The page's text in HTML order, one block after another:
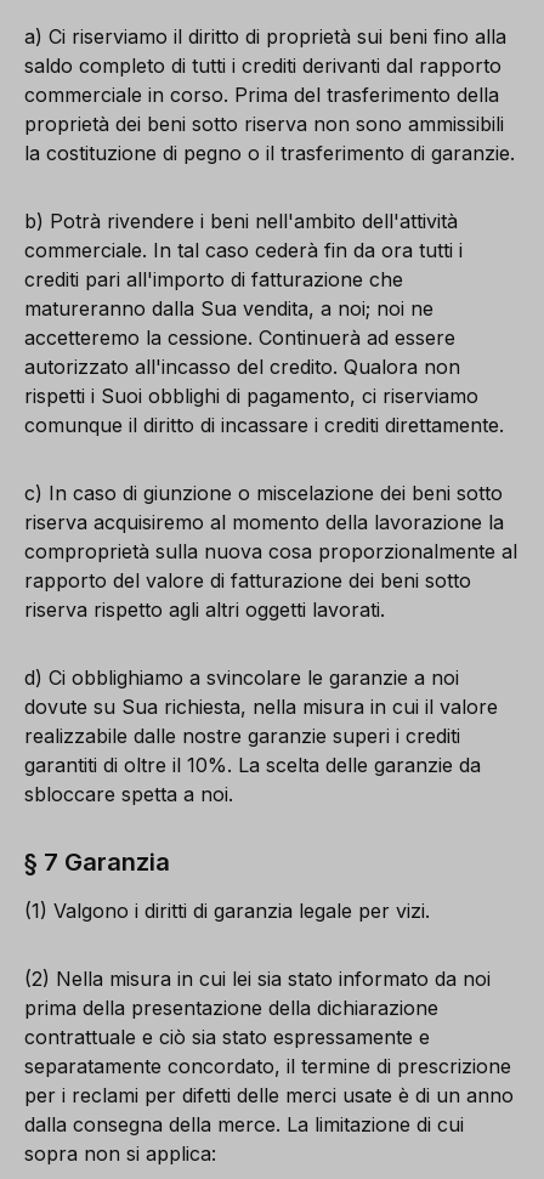
a) Ci riserviamo il diritto di proprietà sui beni fino alla
saldo completo di tutti i crediti derivanti dal rapporto
commerciale in corso. Prima del trasferimento della
proprietà dei beni sotto riserva non sono ammissibili
la costituzione di pegno o il trasferimento di garanzie.
b) Potrà rivendere i beni nell'ambito dell'attività
commerciale. In tal caso cederà fin da ora tutti i
crediti pari all'importo di fatturazione che
matureranno dalla Sua vendita, a noi; noi ne
accetteremo la cessione. Continuerà ad essere
autorizzato all'incasso del credito. Qualora non
rispetti i Suoi obblighi di pagamento, ci riserviamo
comunque il diritto di incassare i crediti direttamente.
c) In caso di giunzione o miscelazione dei beni sotto
riserva acquisiremo al momento della lavorazione la
comproprietà sulla nuova cosa proporzionalmente al
rapporto del valore di fatturazione dei beni sotto
riserva rispetto agli altri oggetti lavorati.
d) Ci obblighiamo a svincolare le garanzie a noi
dovute su Sua richiesta, nella misura in cui il valore
realizzabile dalle nostre garanzie superi i crediti
garantiti di oltre il 10%. La scelta delle garanzie da
sbloccare spetta a noi.
§ 7 Garanzia
(1) Valgono i diritti di garanzia legale per vizi.
(2) Nella misura in cui lei sia stato informato da noi
prima della presentazione della dichiarazione
contrattuale e ciò sia stato espressamente e
separatamente concordato, il termine di prescrizione
per i reclami per difetti delle merci usate è di un anno
dalla consegna della merce. La limitazione di cui
sopra non si applica: